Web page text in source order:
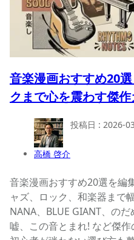
音楽漫画おすすめ20
クまで心を震わす傑
高橋 啓介
投稿日 : 2026-
音楽漫画おすすめ20選を編
ャズ、ロック、和楽器まで
NANA、BLUE GIANT、の
嘘、この音とまれ! など傑作